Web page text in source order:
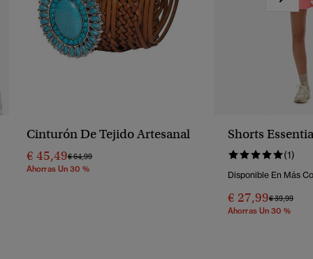
Cinturón De Tejido Artesanal
€ 45,49Precio Rebajado De
€ 64,99A
Ahorras Un 30 %
Shorts
(1)
Disponible En Más
€ 27,99Precio
€ 39,99A
Ahorras Un 30 %